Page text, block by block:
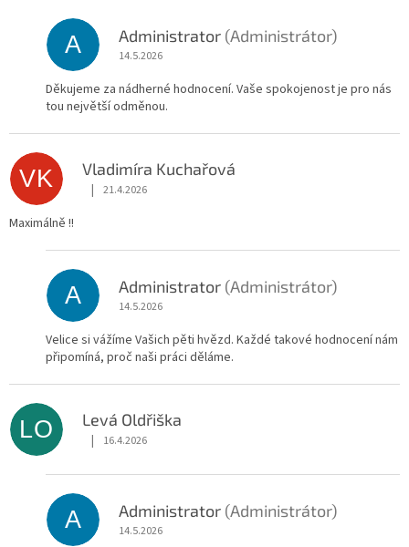
A Administrator (Administrátor)
14.5.2026
Děkujeme za nádherné hodnocení. Vaše spokojenost je pro nás
tou největší odměnou.
VK Vladimíra Kuchařová
Hodnocení obchodu je 5 z 5 hvězdiček.
| 21.4.2026
Maximálně !!
A Administrator (Administrátor)
14.5.2026
Velice si vážíme Vašich pěti hvězd. Každé takové hodnocení nám
připomíná, proč naši práci děláme.
LO Levá Oldřiška
Hodnocení obchodu je 5 z 5 hvězdiček.
| 16.4.2026
A Administrator (Administrátor)
14.5.2026